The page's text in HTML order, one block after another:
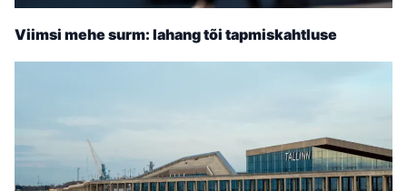
Viimsi mehe surm: lahang tõi tapmiskahtluse